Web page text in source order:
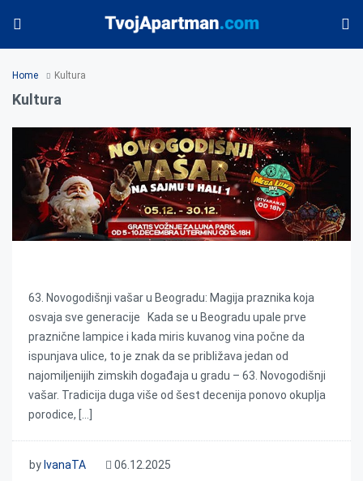
Home Kultura
Kultura
63. Novogodišnji vašar u Beogradu: Magija praznika koja
osvaja sve generacije Kada se u Beogradu upale prve
praznične lampice i kada miris kuvanog vina počne da
ispunjava ulice, to je znak da se približava jedan od
najomiljenijih zimskih događaja u gradu – 63. Novogodišnji
vašar. Tradicija duga više od šest decenija ponovo okuplja
porodice, […]
by IvanaTA
06.12.2025